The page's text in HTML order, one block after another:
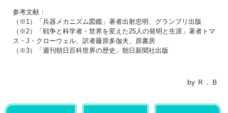
参考文献：
（※1）「兵器メカニズム図鑑」著者出射忠明、グランプリ出版
（※2）「戦争と科学者・世界を変えた25人の発明と生涯」著者トマ
ス・J・クローウェル、訳者藤原多伽夫、原書房
（※3）「週刊朝日百科世界の歴史」朝日新聞社出版
by Ｒ．Ｂ